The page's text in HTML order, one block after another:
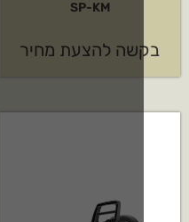
להצעת מחיר